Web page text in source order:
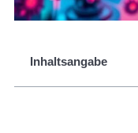
Inhaltsangabe